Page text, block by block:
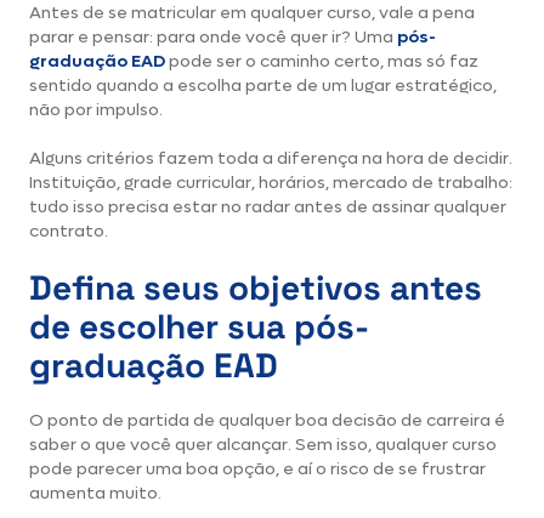
Antes de se matricular em qualquer curso, vale a pena
parar e pensar: para onde você quer ir? Uma pós-
graduação EADpode ser o caminho certo, mas só faz
sentido quando a escolha parte de um lugar estratégico,
não por impulso.
Alguns critérios fazem toda a diferença na hora de decidir.
Instituição, grade curricular, horários, mercado de trabalho:
tudo isso precisa estar no radar antes de assinar qualquer
contrato.
Defina seus objetivos antes
de escolher sua pós-
graduação EAD
O ponto de partida de qualquer boa decisão de carreira é
saber o que você quer alcançar. Sem isso, qualquer curso
pode parecer uma boa opção, e aí o risco de se frustrar
aumenta muito.